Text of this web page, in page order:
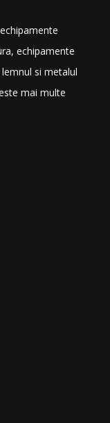
echipamente
si metalul
mai multe